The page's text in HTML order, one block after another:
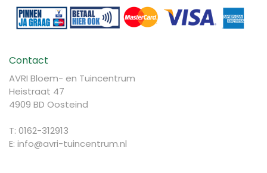
Contact
AVRI Bloem- en Tuincentrum
Heistraat 47
4909 BD Oosteind
T: 0162-312913
E: info@avri-tuincentrum.nl